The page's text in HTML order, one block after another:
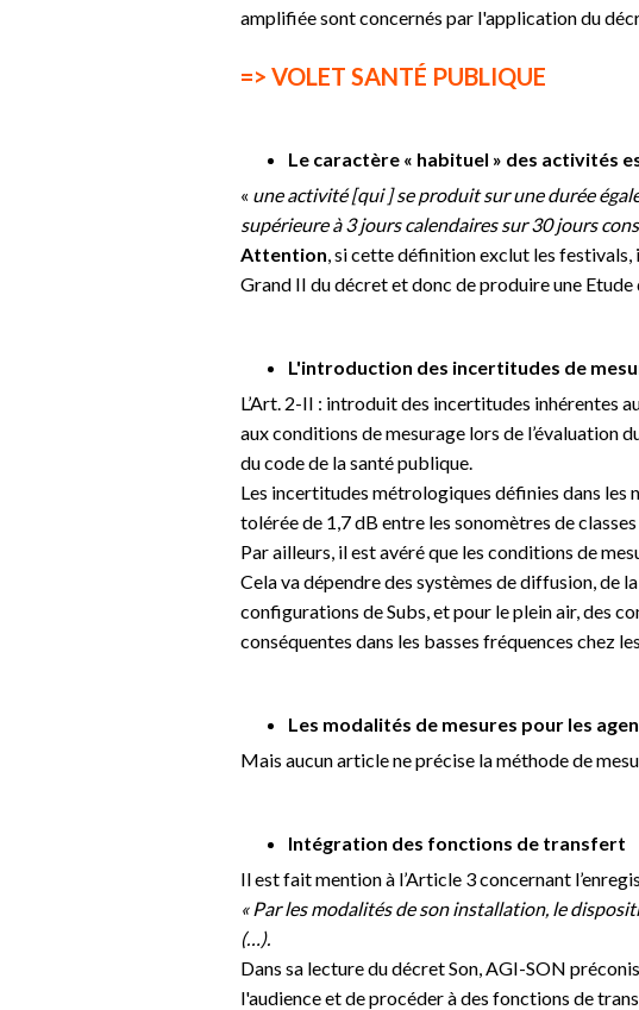
amplifiée sont concernés par l'application du
=> VOLET SANTÉ PUBLIQUE
Le caractère « habituel » des activités
« une activité [qui ] se produit sur une durée
supérieure à 3 jours calendaires sur 30 jours
Attention, si cette définition exclut les festivals,
Grand II du décret et donc de produire une Etude
L'introduction des incertitudes de
L’Art. 2-II : introduit des incertitudes inhérentes
aux conditions de mesurage lors de l’évaluation
du code de la santé publique.
Les incertitudes métrologiques définies dans
tolérée de 1,7 dB entre les sonomètres de
Par ailleurs, il est avéré que les conditions de
Cela va dépendre des systèmes de diffusion, de
configurations de Subs, et pour le plein air, des
conséquentes dans les basses fréquences chez
Les modalités de mesures pour les
Mais aucun article ne précise la méthode de
Intégration des fonctions de transfert
Il est fait mention à l’Article 3 concernant
« Par les modalités de son installation, le
(…).
Dans sa lecture du décret Son, AGI-SON
l'audience et de procéder à des fonctions de